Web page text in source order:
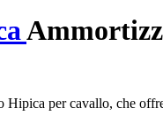
Hipica per cavallo, che